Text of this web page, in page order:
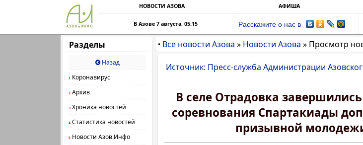
НОВОСТИ АЗОВА АФИША
В Азове 7 августа, 05:15 Расскажите о нас в
Разделы
Назад
1 Коронавирус
2 Архив
3 Хроника новостей
4 Статистика новостей
5 Новости Азов.Инфо
• Все новости Азова » Новости Азова » Просмотр
Источник: Пресс-служба Администрации
В селе Отрадовка
соревнования Спартакиады
призывной